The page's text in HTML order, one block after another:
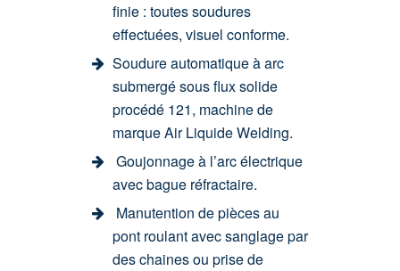
finie : toutes soudures
effectuées, visuel conforme.
Soudure automatique à arc
submergé sous flux solide
procédé 121, machine de
marque Air Liquide Welding.
Goujonnage à l’arc électrique
avec bague réfractaire.
Manutention de pièces au
pont roulant avec sanglage par
des chaines ou prise de